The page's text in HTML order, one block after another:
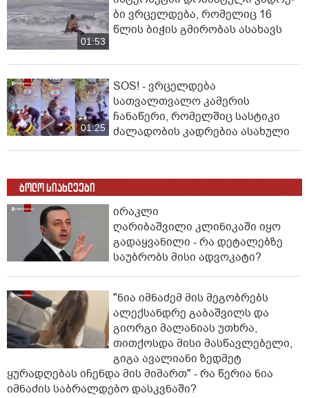
01:53
ბი ვრცელდება, რომელიც 16
წლის ბიჭის გმირობას ასახავს
01:25
SOS! - ვრცელდება
სათვალთვალო კამერის
ჩანაწერი, რომელშიც სასტიკი
ძალადობის კადრებია ასახული
ბოლო სიახლეები
ირაკლი
ღარიბაშვილი კლინიკაში იყო
გადაყვანილი - რა დეტალებზე
საუბრობს მისი ადვოკატი?
"ნია იმნაძემ მის მეგობრებს
ალექსანდრე გაბაშვილს და
გიორგი მალანიას უთხრა,
თითქოსდა მისი მასწავლებელი,
გიგა ავალიანი ზედმეტ
ყურადღებას იჩენდა მის მიმართ" - რა წერია ნია
იმნაძის საბრალდებო დასკვნაში?